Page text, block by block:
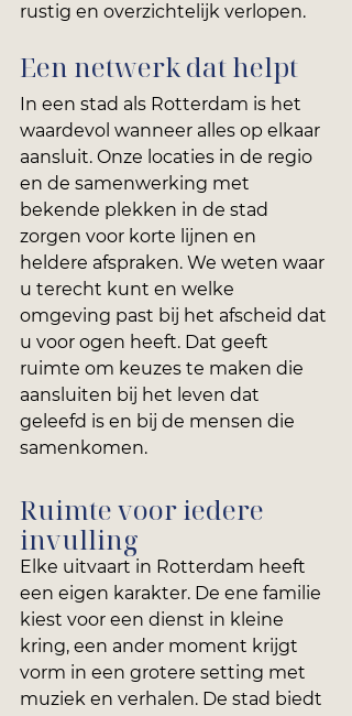
rustig en overzichtelijk verlopen.
Een netwerk dat helpt
In een stad als Rotterdam is het
waardevol wanneer alles op elkaar
aansluit. Onze locaties in de regio
en de samenwerking met
bekende plekken in de stad
zorgen voor korte lijnen en
heldere afspraken. We weten waar
u terecht kunt en welke
omgeving past bij het afscheid dat
u voor ogen heeft. Dat geeft
ruimte om keuzes te maken die
aansluiten bij het leven dat
geleefd is en bij de mensen die
samenkomen.
Ruimte voor iedere
invulling
Elke uitvaart in Rotterdam heeft
een eigen karakter. De ene familie
kiest voor een dienst in kleine
kring, een ander moment krijgt
vorm in een grotere setting met
muziek en verhalen. De stad biedt